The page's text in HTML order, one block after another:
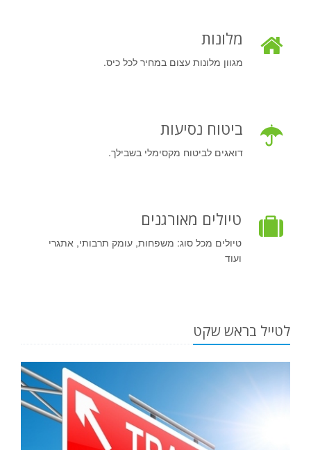
מלונות
מגוון מלונות עצום במחיר לכל כיס.
ביטוח נסיעות
דואגים לביטוח מקסימלי בשבילך.
טיולים מאורגנים
טיולים מכל סוג: משפחות, עומק תרבותי, אתגרי
ועוד
לטייל בראש שקט